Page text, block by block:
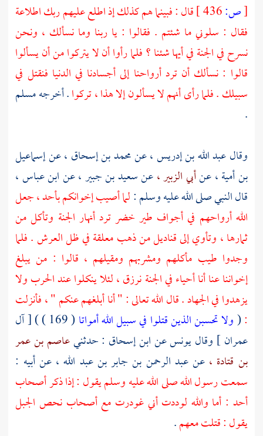
[ص:
قال : فبينما هم كذلك إذ اطلع عليهم ربك اطلاعة
فقال : سلوني ما شئتم . فقالوا : يا ربنا وما نسألك ، ونحن
نسرح في الجنة في أيها شئنا ؟ فلما رأوا أن لا يتركوا من أن يسألوا
قالوا : نسألك أن ترد أرواحنا إلى أجسادنا في الدنيا فنقتل في
سبيلك . فلما رأى أنهم لا يسألون إلا هذا ، تركوا. أخرجهمسلم
.
وقالعبد الله بن إدريس ،عنمحمد بن إسحاق ،عنإسماعيل
بن أمية ،عنأبي الزبير ،عنسعيد بن جبير ،عنابن عباس ،
قال النبي صلى الله عليه وسلم :لما أصيب إخوانكمبأحد ،جعل
الله أرواحهم في أجواف طير خضر ترد أنهار الجنة وتأكل من
ثمارها ، وتأوي إلى قناديل من ذهب معلقة في ظل العرش . فلما
وجدوا طيب مأكلهم ومشربهم ومقيلهم ، قالوا : من يبلغ
إخواننا عنا أنا أحياء في الجنة نرزق ، لئلا ينكلوا عند الحرب ولا
يزهدوا في الجهاد . قال الله تعالى : " أنا أبلغهم عنكم " ، فأنزلت
:
(ولا تحسبن الذين قتلوا في سبيل الله أمواتا
( 169 ) ) [ آل
عمران ] وقاليونسعنابن إسحاق : حدثنيعاصم بن عمر
بن قتادة ، عنعبد الرحمن بن جابر بن عبد الله ،عن أبيه :
سمعت رسول الله صلى الله عليه وسلم يقول : إذا ذكر أصحاب
أحد : أما والله لوددت أني غودرت مع أصحاب نحص الجبل
يقول : قتلت معهم.